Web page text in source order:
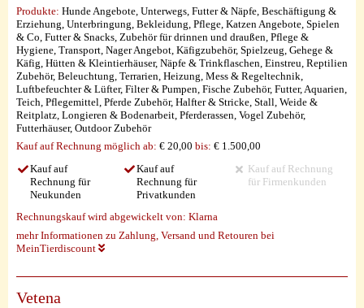
Produkte: Hunde Angebote, Unterwegs, Futter & Näpfe, Beschäftigung &
Erziehung, Unterbringung, Bekleidung, Pflege, Katzen Angebote, Spielen
& Co, Futter & Snacks, Zubehör für drinnen und draußen, Pflege &
Hygiene, Transport, Nager Angebot, Käfigzubehör, Spielzeug, Gehege &
Käfig, Hütten & Kleintierhäuser, Näpfe & Trinkflaschen, Einstreu, Reptilien
Zubehör, Beleuchtung, Terrarien, Heizung, Mess & Regeltechnik,
Luftbefeuchter & Lüfter, Filter & Pumpen, Fische Zubehör, Futter, Aquarien,
Teich, Pflegemittel, Pferde Zubehör, Halfter & Stricke, Stall, Weide &
Reitplatz, Longieren & Bodenarbeit, Pferderassen, Vogel Zubehör,
Futterhäuser, Outdoor Zubehör
Kauf auf Rechnung möglich ab: € 20,00 bis: € 1.500,00
Kauf auf
Rechnung für
Neukunden
Kauf auf
Rechnung für
Privatkunden
Kauf auf Rechnung
für Firmenkunden
Rechnungskauf wird abgewickelt von: Klarna
mehr Informationen zu Zahlung, Versand und Retouren bei
MeinTierdiscount
Vetena